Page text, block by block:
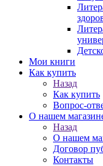
Мои книги
Как купить
Назад
Как купить
Вопрос-
О нашем
Назад
О нашем
Договор
Контакты